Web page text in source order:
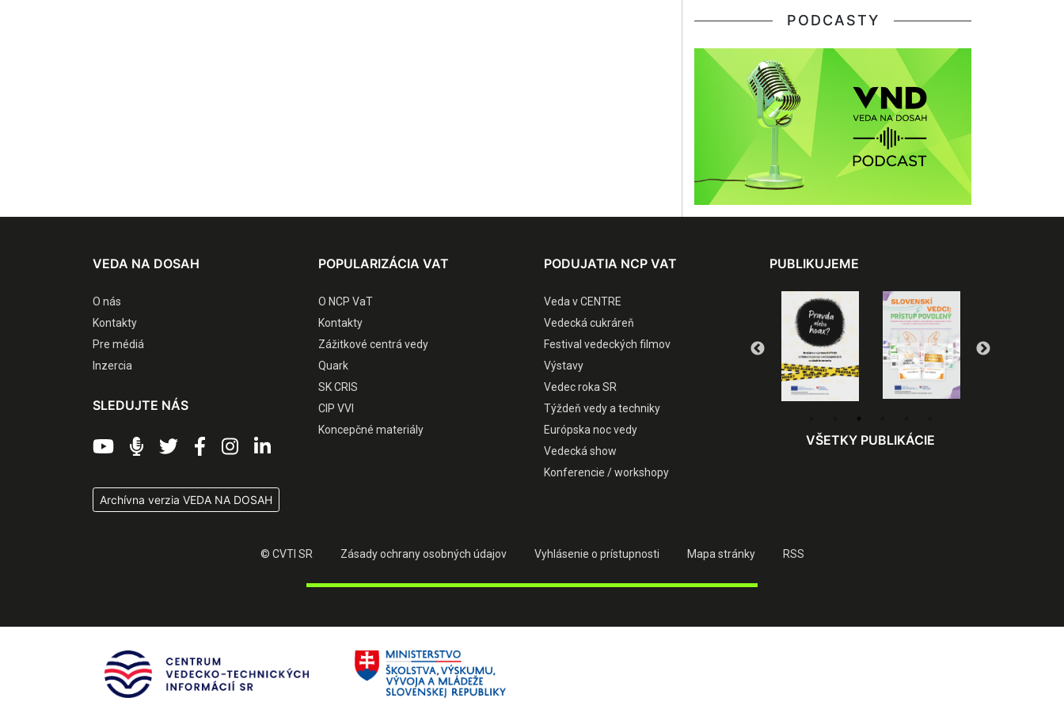
PODCASTY
VEDA NA DOSAH
O nás
Kontakty
Pre médiá
Inzercia
SLEDUJTE NÁS
Archívna verzia VEDA NA DOSAH
POPULARIZÁCIA VAT
O NCP VaT
Kontakty
Zážitkové centrá vedy
Quark
SK CRIS
CIP VVI
Koncepčné materiály
PODUJATIA NCP VAT
Veda v CENTRE
Vedecká cukráreň
Festival vedeckých filmov
Výstavy
Vedec roka SR
Týždeň vedy a techniky
Európska noc vedy
Vedecká show
Konferencie / workshopy
PUBLIKUJEME
VŠETKY PUBLIKÁCIE
© CVTI SR Zásady ochrany osobných údajov Vyhlásenie o prístupnosti Mapa stránky RSS